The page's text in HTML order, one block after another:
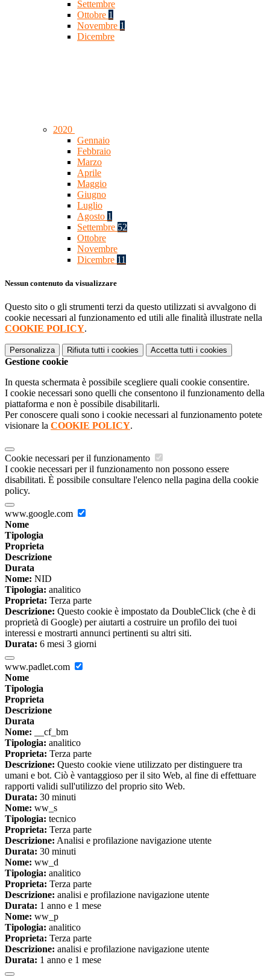
Settembre
Ottobre 1
Novembre 1
Dicembre
2020
Gennaio
Febbraio
Marzo
Aprile
Maggio
Giugno
Luglio
Agosto 1
Settembre 52
Ottobre
Novembre
Dicembre 11
Nessun contenuto da visualizzare
Questo sito o gli strumenti terzi da questo utilizzati si avvalgono di
cookie necessari al funzionamento ed utili alle finalità illustrate nella
COOKIE POLICY.
Personalizza Rifiuta tutti i cookies Accetta tutti i cookies
Gestione cookie
In questa schermata è possibile scegliere quali cookie consentire.
I cookie necessari sono quelli che consentono il funzionamento della
piattaforma e non è possibile disabilitarli.
Per conoscere quali sono i cookie necessari al funzionamento potete
visionare la COOKIE POLICY.
Cookie necessari per il funzionamento
I cookie necessari per il funzionamento non possono essere
disabilitati. È possibile consultare l'elenco nella pagina della cookie
policy.
www.google.com
Nome
Tipologia
Proprieta
Descrizione
Durata
Nome: NID
Tipologia: analitico
Proprieta: Terza parte
Descrizione: Questo cookie è impostato da DoubleClick (che è di
proprietà di Google) per aiutarti a costruire un profilo dei tuoi
interessi e mostrarti annunci pertinenti su altri siti.
Durata: 6 mesi 3 giorni
www.padlet.com
Nome
Tipologia
Proprieta
Descrizione
Durata
Nome: __cf_bm
Tipologia: analitico
Proprieta: Terza parte
Descrizione: Questo cookie viene utilizzato per distinguere tra
umani e bot. Ciò è vantaggioso per il sito Web, al fine di effettuare
rapporti validi sull'utilizzo del proprio sito Web.
Durata: 30 minuti
Nome: ww_s
Tipologia: tecnico
Proprieta: Terza parte
Descrizione: Analisi e profilazione navigazione utente
Durata: 30 minuti
Nome: ww_d
Tipologia: analitico
Proprieta: Terza parte
Descrizione: analisi e profilazione navigazione utente
Durata: 1 anno e 1 mese
Nome: ww_p
Tipologia: analitico
Proprieta: Terza parte
Descrizione: analisi e profilazione navigazione utente
Durata: 1 anno e 1 mese